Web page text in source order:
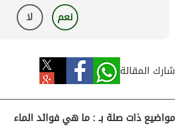
نعم لا
شارك المقالة
مواضيع ذات صلة بـ : ما هي فوائد الماء